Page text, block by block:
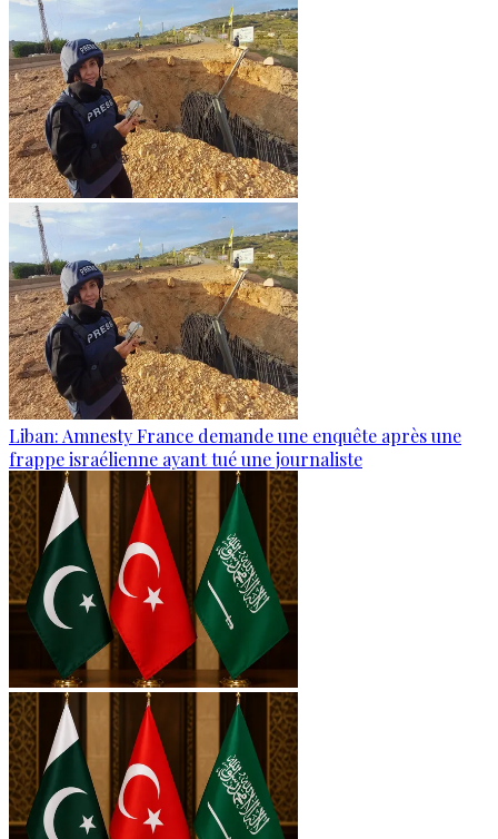
Liban: Amnesty France demande une enquête après une
frappe israélienne ayant tué une journaliste